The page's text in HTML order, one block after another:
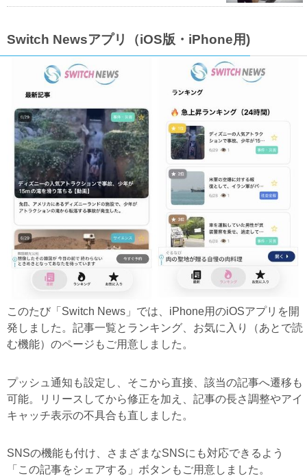
Switch Newsアプリ（iOS版・iPhone用)
このたび「Switch News」では、iPhone用のiOSアプリを開
発しました。記事一覧とランキング、お気に入り（あとで読
む機能）のページもご用意しました。
プッシュ通知も設定し、そこから直接、該当の記事へ遷移も
可能。リリースしてから修正を加え、記事の長さ調整やアイ
キャッチ表示の不具合も直しました。
SNSの機能も付け、さまざまなSNSにも対応できるよう
「この記事をシェアする」ボタンもご用意しました。